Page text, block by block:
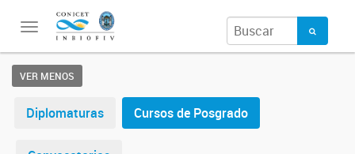
Toggle
navigation
VER MENOS
Diplomaturas Cursos de Posgrado